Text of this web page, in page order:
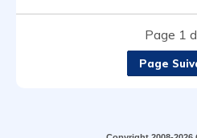
Page 1
Page